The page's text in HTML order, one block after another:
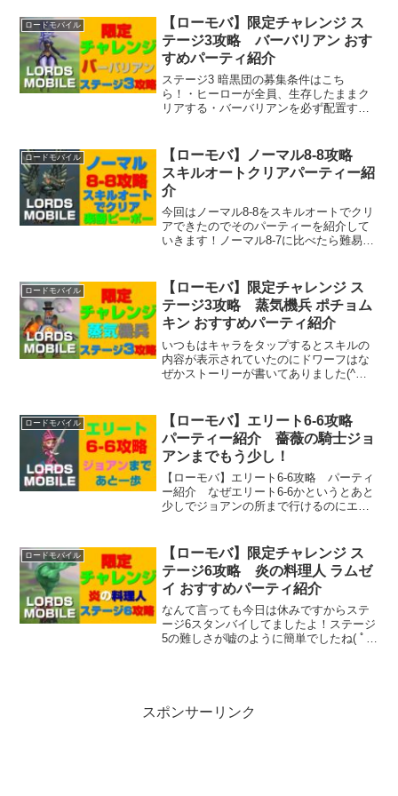
ロードモバイル
【ローモバ】限定チャレンジ ス
テージ3攻略 バーバリアン おす
すめパーティ紹介
ステージ3 暗黒団の募集条件はこち
ら！・ヒーローが全員、生存したままク
リアする・バーバリアンを必ず配置す
が利く分ダメなパターンも多そうです( ﾟ
Дﾟ)たぶんな！
ロードモバイル
【ローモバ】ノーマル8-8攻略
スキルオートクリアパーティー紹
介
今回はノーマル8-8をスキルオートでクリ
アできたのでそのパーティーを紹介して
いきます！ノーマル8-7に比べたら難易度
るかもしれませんがクリアできないアナ
タの為に書く記事です。
ロードモバイル
【ローモバ】限定チャレンジ ス
テージ3攻略 蒸気機兵 ポチョム
キン おすすめパーティ紹介
いつもはキャラをタップするとスキルの
内容が表示されていたのにドワーフはな
ぜかストーリーが書いてありました(^ム^)
ロードモバイル
【ローモバ】エリート6-6攻略
パーティー紹介 薔薇の騎士ジョ
アンまでもう少し！
【ローモバ】エリート6-6攻略 パーティ
ー紹介 なぜエリート6-6かというとあと
少しでジョアンの所まで行けるのにエリ
プする勲章は詐欺師タトラーなので冠１
つでもとりあえずクリアさえすれば大丈
夫です(=ﾟωﾟ)ﾉ
ロードモバイル
【ローモバ】限定チャレンジ ス
テージ6攻略 炎の料理人 ラムゼ
イ おすすめパーティ紹介
なんて言っても今日は休みですからステ
ージ6スタンバイしてましたよ！ステージ
5の難しさが嘘のように簡単でしたね( ﾟ
スポンサーリンク